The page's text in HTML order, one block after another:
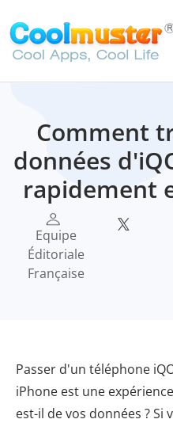
Comment
données
rapidement
Equipe
Éditoriale
Française
Passer d'un téléphone
iPhone est une
est-il de vos données ? Si